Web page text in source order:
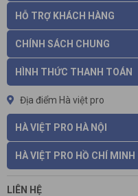
HỖ TRỢ KHÁCH HÀNG
CHÍNH SÁCH CHUNG
HÌNH THỨC THANH TOÁN
Địa điểm Hà việt pro
HÀ VIỆT PRO HÀ NỘI
HÀ VIỆT PRO HỒ CHÍ MINH
LIÊN HỆ